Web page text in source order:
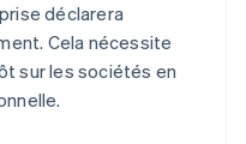
déclarera
Cela nécessite
sur les sociétés en